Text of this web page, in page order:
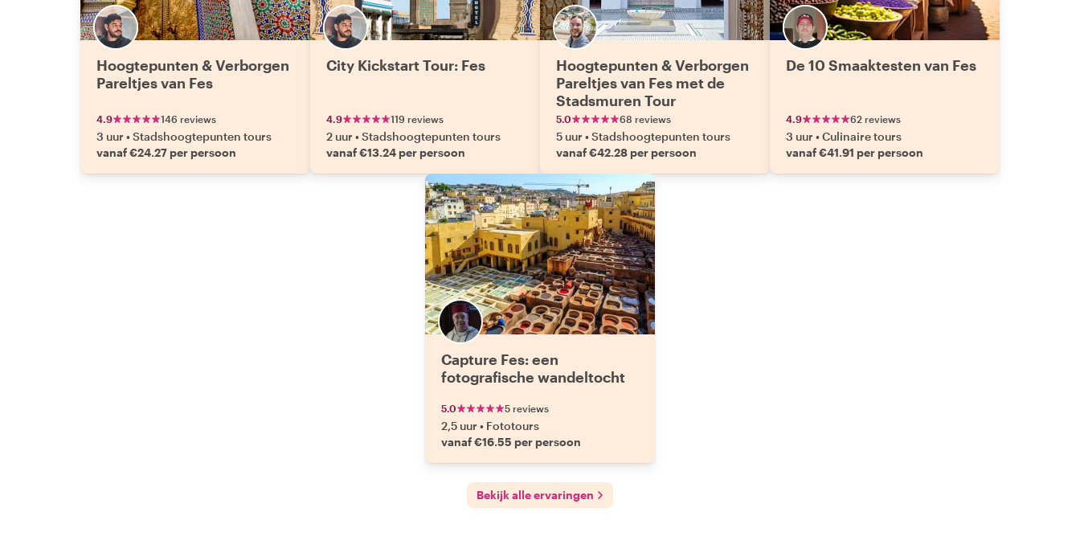
Hoogtepunten & Verborgen
Pareltjes van Fes
4.9 146 reviews
3 uur •Stadshoogtepunten tours
vanaf €24.27 per persoon
City Kickstart Tour: Fes
4.9 119 reviews
2 uur •Stadshoogtepunten tours
vanaf €13.24 per persoon
Hoogtepunten & Verborgen
Pareltjes van Fes met de
Stadsmuren Tour
5.0 68 reviews
5 uur •Stadshoogtepunten tours
vanaf €42.28 per persoon
De 10 Smaaktesten van Fes
4.9 62 reviews
3 uur •Culinaire tours
vanaf €41.91 per persoon
Capture Fes: een
fotografische wandeltocht
5.0 5 reviews
2,5 uur • Fototours
vanaf €16.55 per persoon
Bekijk alle ervaringen